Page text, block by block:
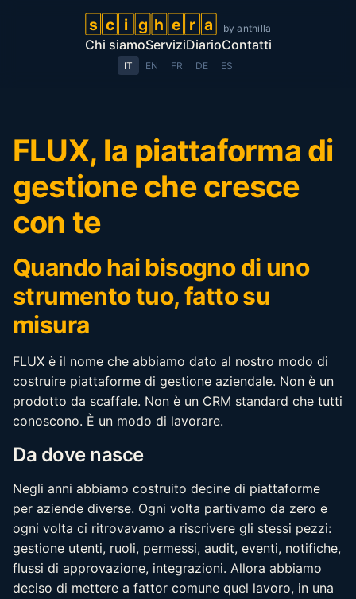
s c i g h e r a by anthilla
scighera by anthilla
Chi siamoServiziDiarioContatti
IT EN FR DE ES
FLUX, la piattaforma di
gestione che cresce
con te
Quando hai bisogno di uno
strumento tuo, fatto su
misura
FLUX è il nome che abbiamo dato al nostro modo di
costruire piattaforme di gestione aziendale. Non è un
prodotto da scaffale. Non è un CRM standard che tutti
conoscono. È un modo di lavorare.
Da dove nasce
Negli anni abbiamo costruito decine di piattaforme
per aziende diverse. Ogni volta partivamo da zero e
ogni volta ci ritrovavamo a riscrivere gli stessi pezzi:
gestione utenti, ruoli, permessi, audit, eventi, notifiche,
flussi di approvazione, integrazioni. Allora abbiamo
deciso di mettere a fattor comune quel lavoro, in una